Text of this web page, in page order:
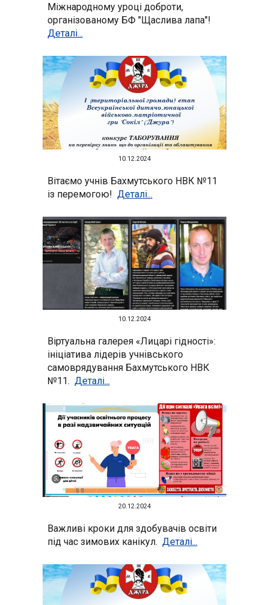
Міжнародному уроці доброти,
організованому БФ "Щаслива лапа"!
Деталі...
10.12.2024
Вітаємо учнів Бахмутського НВК №11
із перемогою! Деталі...
1 0.12.2024
Віртуальна галерея «Лицарі гідності»:
ініціатива лідерів учнівського
самоврядування Бахмутського НВК
№11. Деталі...
20.12.2024
Важливі кроки для здобувачів освіти
під час зимових канікул. Деталі...